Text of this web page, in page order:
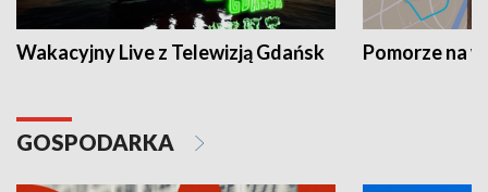
Wakacyjny Live z Telewizją Gdańsk Pomorze na
GOSPODARKA